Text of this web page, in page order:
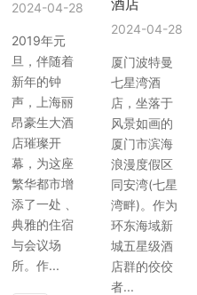
2024-04-28
2019年元
旦，伴随着
新年的钟
声，上海丽
昂豪生大酒
店璀璨开
幕，为这座
繁华都市增
添了一处 、
典雅的住宿
与会议场
所。作...
酒店
2024-04-28
厦门波特曼
七星湾酒
店，坐落于
风景如画的
厦门市滨海
浪漫度假区
同安湾(七星
湾畔)。作为
环东海域新
城五星级酒
店群的佼佼
者...